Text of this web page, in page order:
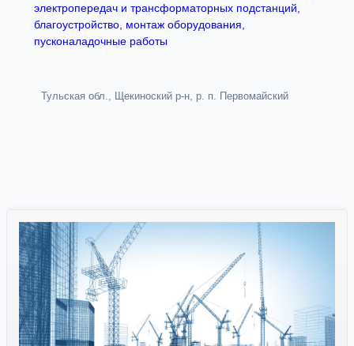
электропередач и трансформаторных подстанций,
благоустройство, монтаж оборудования,
пусконаладочные работы
Тульская обл., Щекиноский р-н, р. п. Первомайский